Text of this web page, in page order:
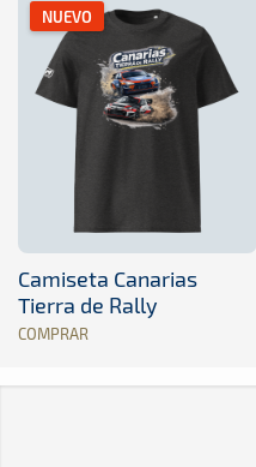
NUEVO
Camiseta Canarias
Tierra de Rally
COMPRAR